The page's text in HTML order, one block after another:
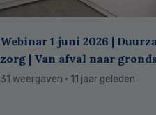
Webinar 1 juni 2026 |
zorg | Van afval naar
31 weergaven · 11 jaar geleden